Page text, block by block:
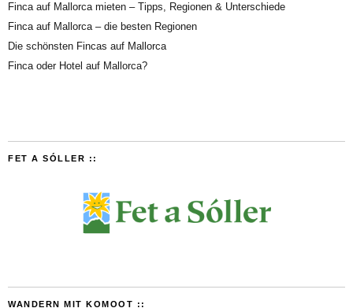
Finca auf Mallorca mieten – Tipps, Regionen & Unterschiede
Finca auf Mallorca – die besten Regionen
Die schönsten Fincas auf Mallorca
Finca oder Hotel auf Mallorca?
FET A SÓLLER ::
WANDERN MIT KOMOOT ::